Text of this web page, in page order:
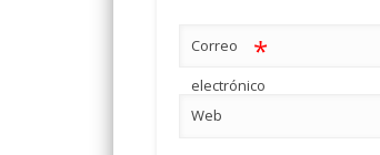
Correo
electrónico
*
Web